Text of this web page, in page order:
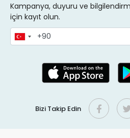
Kampanya, duyuru ve
için kayıt olun.
Bizi Takip Edin